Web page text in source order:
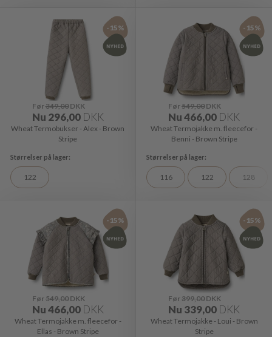
-15%
Før349,00DKK
Nu 296,00 DKK
Wheat Termobukser - Alex - Brown
Stripe
122
-15%
Før549,00 DKK
Nu466,00 DKK
Wheat Termojakke m. fleecefor -
Benni - Brown Stripe
116 122 128
-15%
Før549,00DKK
Nu466,00 DKK
Wheat Termojakke m. fleecefor -
Ellas - Brown Stripe
-15%
Før399,00 DKK
Nu 339,00 DKK
Wheat Termojakke - Loui - Brown
Stripe